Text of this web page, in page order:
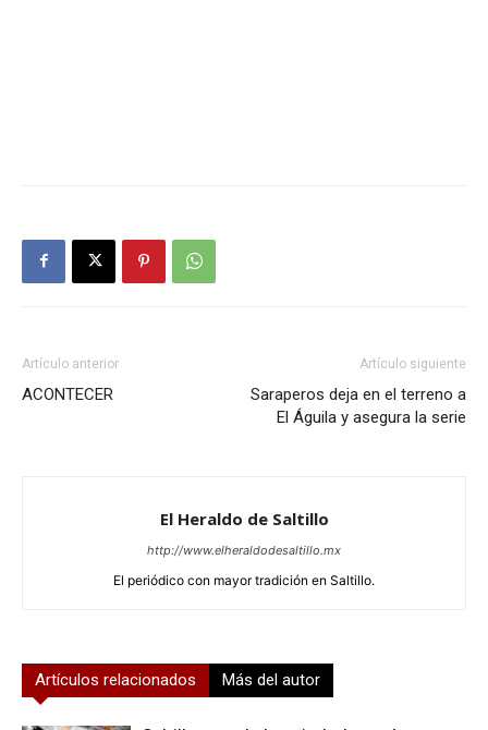
Artículo anterior
ACONTECER
Artículo siguiente
Saraperos deja en el terreno a
El Águila y asegura la serie
El Heraldo de Saltillo
http://www.elheraldodesaltillo.mx
El periódico con mayor tradición en Saltillo.
Artículos relacionados Más del autor